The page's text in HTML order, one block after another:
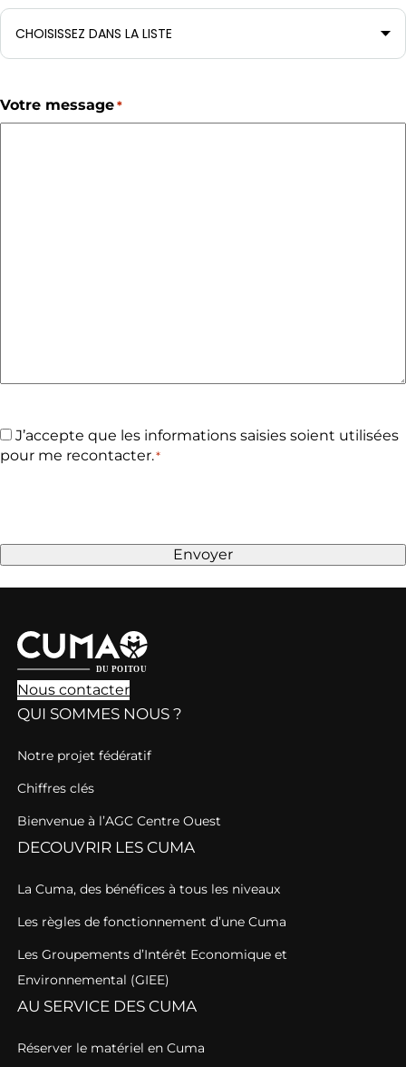
Votre message *
RGPD
*
J’accepte que les informations saisies soient utilisées
pour me recontacter.*
Envoyer
Nous contacter
QUI SOMMES NOUS ?
Notre projet fédératif
Chiffres clés
Bienvenue à l’AGC Centre Ouest
DECOUVRIR LES CUMA
La Cuma, des bénéfices à tous les niveaux
Les règles de fonctionnement d’une Cuma
Les Groupements d’Intérêt Economique et
Environnemental (GIEE)
AU SERVICE DES CUMA
Réserver le matériel en Cuma